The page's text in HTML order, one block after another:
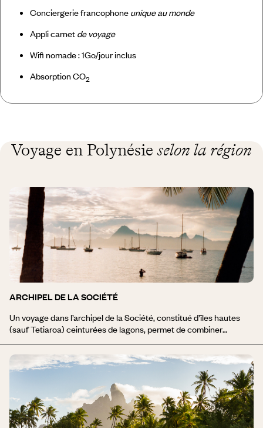
Conciergerie francophone unique au monde
Appli carnet de voyage
Wifi nomade : 1Go/jour inclus
Absorption CO2
Voyage en Polynésie selon la région
ARCHIPEL DE LA SOCIÉTÉ
Un voyage dans l’archipel de la Société, constitué d’îles hautes
(sauf Tetiaroa) ceinturées de lagons, permet de combiner
vallées, sans échapper aux plaisirs de la baignade dans les eaux
turquoise. On commence souvent son voyage par quelques îles
de la Société car elles sont variées et riches en activités. Les îles
de cet archipel sont : Tahiti | Moorea | Huahine | Raiatea | Tahaa |
Maupiti | Bora Bora | Tetiaroa.